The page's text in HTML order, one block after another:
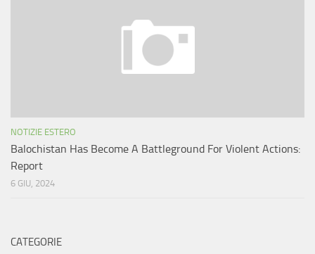
NOTIZIE ESTERO
Balochistan Has Become A Battleground For Violent Actions:
Report
6 GIU, 2024
CATEGORIE